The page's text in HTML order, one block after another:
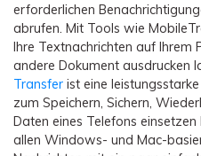
erforderlichen
abrufen. Mit Tools wie
Ihre Textnachrichten auf Ihrem
andere Dokument ausdrucken
Transfer ist eine
zum Speichern, Sichern,
Daten eines Telefons
allen Windows- und Mac-